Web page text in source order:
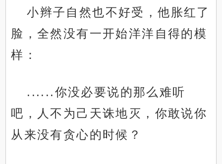
小辫子自然也不好受，他胀红了
脸，全然没有一开始洋洋自得的模
样：
......你没必要说的那么难听
吧，人不为己天诛地灭，你敢说你
从来没有贪心的时候？